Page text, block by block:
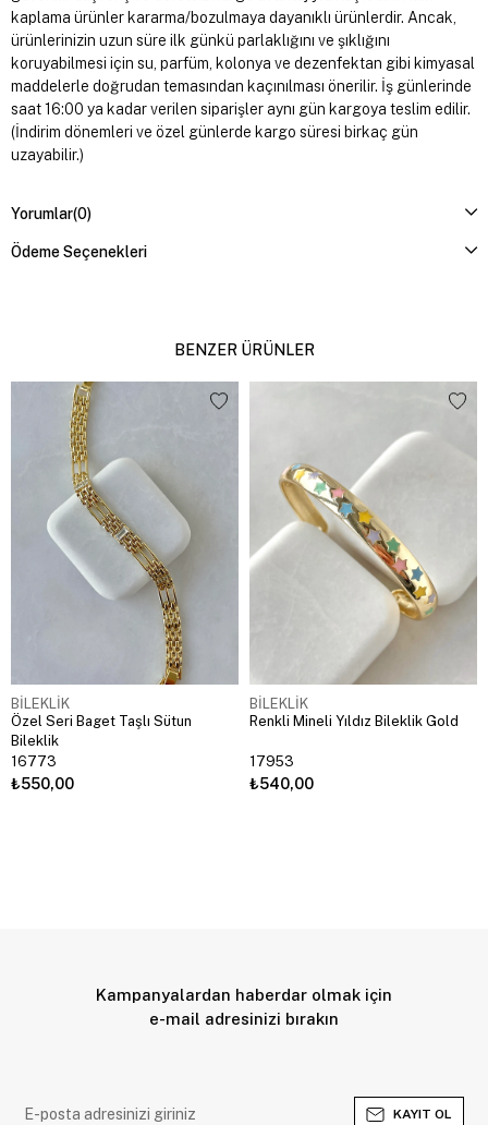
kaplama ürünler kararma/bozulmaya dayanıklı ürünlerdir. Ancak,
ürünlerinizin uzun süre ilk günkü parlaklığını ve şıklığını
koruyabilmesi için su, parfüm, kolonya ve dezenfektan gibi kimyasal
maddelerle doğrudan temasından kaçınılması önerilir. İş günlerinde
saat 16:00 ya kadar verilen siparişler aynı gün kargoya teslim edilir.
(İndirim dönemleri ve özel günlerde kargo süresi birkaç gün
uzayabilir.)
Yorumlar(0)
Ödeme Seçenekleri
BENZER ÜRÜNLER
BİLEKLİK
Özel Seri Baget Taşlı Sütun
Bileklik
16773
₺550,00
BİLEKLİK
Renkli Mineli Yıldız Bileklik Gold
17953
₺540,00
Kampanyalardan haberdar olmak için
e-mail adresinizi bırakın
KAYIT OL